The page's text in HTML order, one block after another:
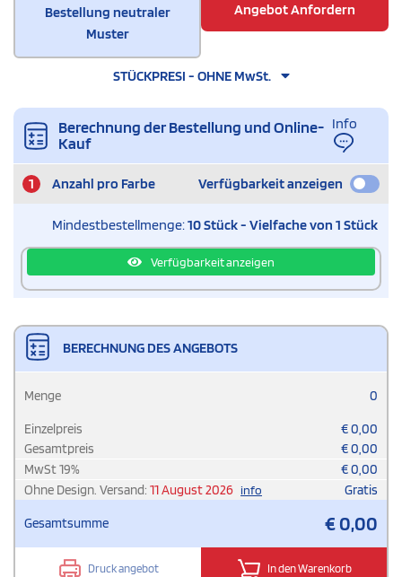
Bestellung neutraler
Muster
Angebot Anfordern
STÜCKPRESI - OHNE MwSt.
Berechnung der Bestellung und Online-
Kauf
Info
1 Anzahl pro Farbe Verfügbarkeit anzeigen
Mindestbestellmenge:10 Stück - Vielfache von 1 Stück
Verfügbarkeit anzeigen
BERECHNUNG DES ANGEBOTS
Menge 0
Einzelpreis €0,00
Gesamtpreis
€0,00
MwSt19% €0,00
Ohne Design. Versand: 11 August 2026 info Gratis
Gesamtsumme €0,00
Druck angebot In den Warenkorb